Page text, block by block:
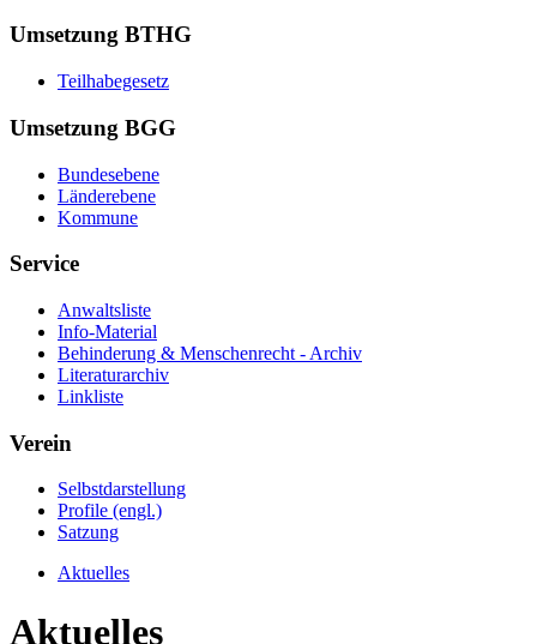
Umsetzung BTHG
Teilhabegesetz
Umsetzung BGG
Bundesebene
Länderebene
Kommune
Service
Anwaltsliste
Info-Material
Behinderung & Menschenrecht - Archiv
Literaturarchiv
Linkliste
Verein
Selbstdarstellung
Profile (engl.)
Satzung
Aktuelles
Aktuelles